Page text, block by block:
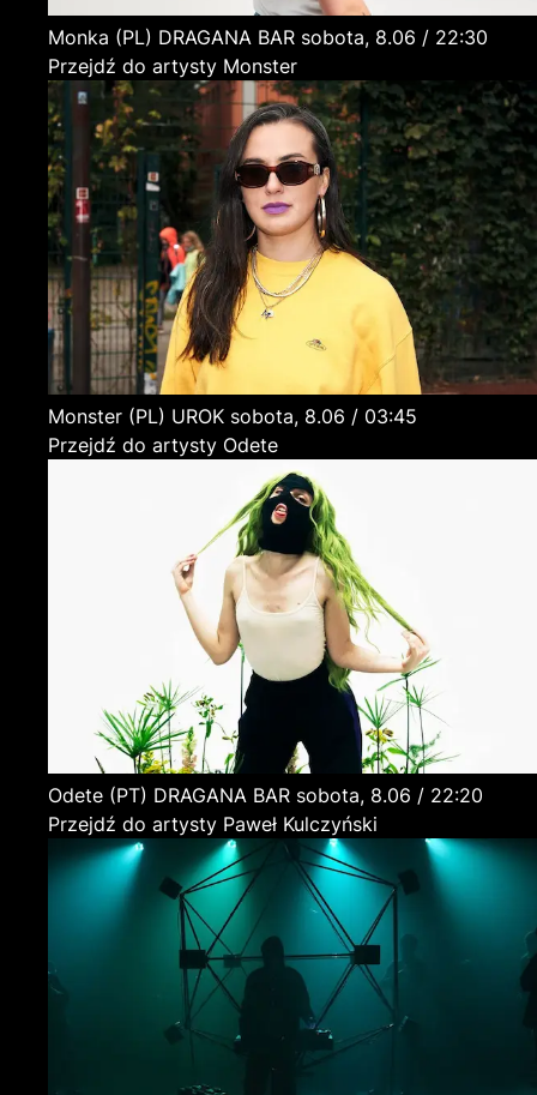
Monka (PL) DRAGANA BAR
sobota, 8.06 / 22:30
Przejdź do artysty Monster
Monster (PL) UROK
sobota, 8.06 / 03:45
Przejdź do artysty Odete
Odete (PT) DRAGANA BAR
sobota, 8.06 / 22:20
Przejdź do artysty Paweł Kulczyński